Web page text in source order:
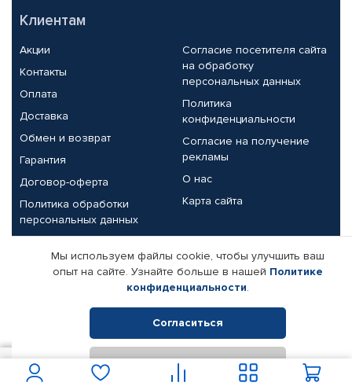
Клиентам
Акции
Контакты
Оплата
Доставка
Обмен и возврат
Гарантия
Договор-оферта
Политика обработки
персональных данных
Согласие посетителя сайта
на обработку
персональных данных
Политика
конфиденциальности
Согласие на получение
рекламы
О нас
Карта сайта
Партнерам
Корпоративным клиентам
Поставщикам
Реквизиты компании
© КАМАЗ ЦЕНТР ДОНЕЦК, 2015-2026. Все права защищены.
Интернет-магазин автомобильных товаров Автопрофи.
Мы используем файлы cookie, чтобы улучшить ваш
опыт на сайте. Узнайте больше в нашей Политике
конфиденциальности.
Согласиться
Отклонить
В корзину